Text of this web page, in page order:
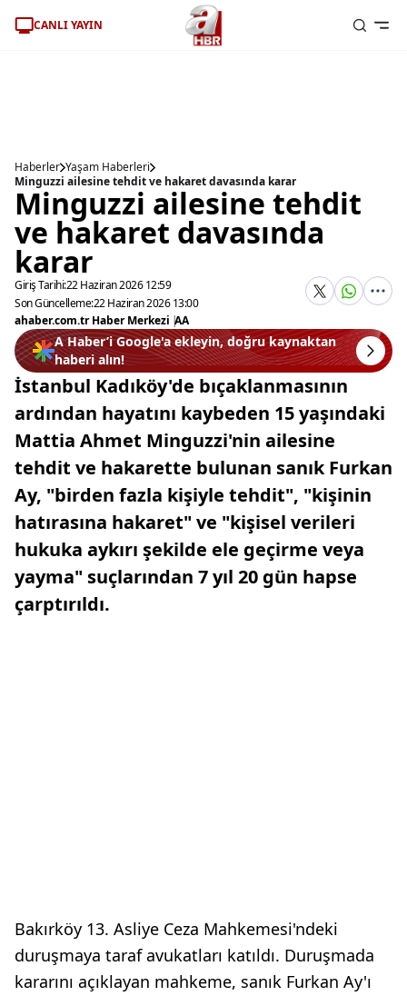
CANLI YAYIN
Haberler Yaşam Haberleri
Minguzzi ailesine tehdit ve hakaret davasında karar
Minguzzi ailesine tehdit
ve hakaret davasında
karar
Giriş Tarihi:22 Haziran 2026 12:59
Son Güncelleme:22 Haziran 2026 13:00
ahaber.com.tr Haber Merkezi |AA
A Haber’i Google'a ekleyin, doğru kaynaktan
haberi alın!
İstanbul Kadıköy'de bıçaklanmasının
ardından hayatını kaybeden 15 yaşındaki
Mattia Ahmet Minguzzi'nin ailesine
tehdit ve hakarette bulunan sanık Furkan
Ay, "birden fazla kişiyle tehdit", "kişinin
hatırasına hakaret" ve "kişisel verileri
hukuka aykırı şekilde ele geçirme veya
yayma" suçlarından 7 yıl 20 gün hapse
çarptırıldı.
Bakırköy 13. Asliye Ceza Mahkemesi'ndeki
duruşmaya taraf avukatları katıldı. Duruşmada
kararını açıklayan mahkeme, sanık Furkan Ay'ı